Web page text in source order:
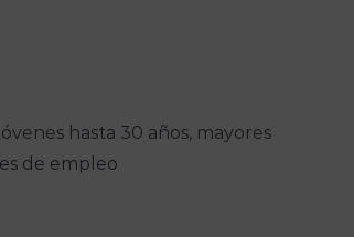
hasta 30 años, mayores
de empleo